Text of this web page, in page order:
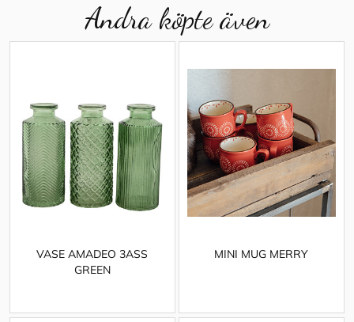
Andra köpte även
VASE AMADEO 3ASS
GREEN
MINI MUG MERRY